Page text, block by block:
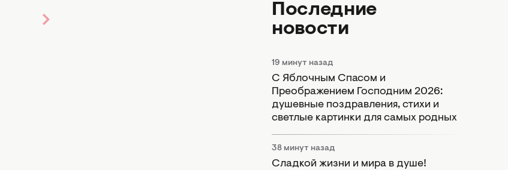
Последние
новости
19 минут назад
С Яблочным Спасом и
Преображением Господним 2026:
душевные поздравления, стихи и
светлые картинки для самых родных
38 минут назад
Сладкой жизни и мира в душе!